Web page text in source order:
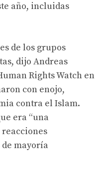
año, incluidas
de los grupos
dijo Andreas
Rights Watch en
con enojo,
contra el Islam.
era “una
mayoría